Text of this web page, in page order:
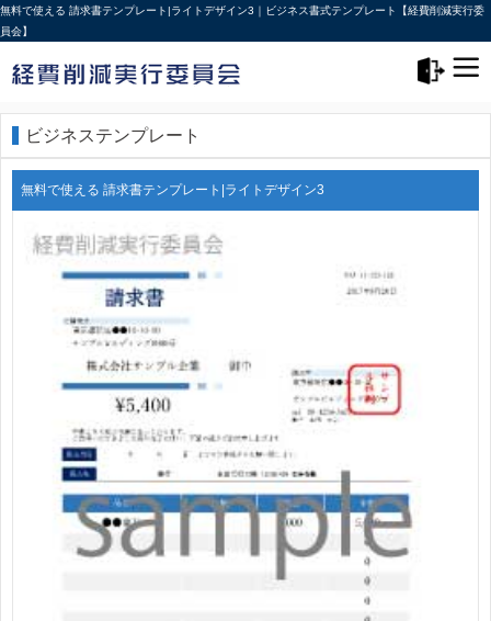
無料で使える 請求書テンプレート|ライトデザイン3｜ビジネス書式テンプレート【経費削減実行委
員会】
ビジネステンプレート
無料で使える 請求書テンプレート|ライトデザイン3